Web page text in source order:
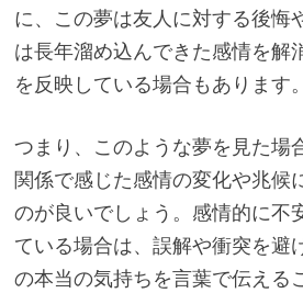
に、この夢は友人に対する後悔
は長年溜め込んできた感情を解
を反映している場合もあります。
つまり、このような夢を見た場
関係で感じた感情の変化や兆候
のが良いでしょう。感情的に不
ている場合は、誤解や衝突を避
の本当の気持ちを言葉で伝える